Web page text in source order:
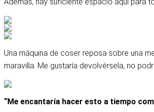
Una máquina de coser reposa sobre una
maravilla. Me gustaría devolvérsela, no
“Me encantaría hacer esto a tiempo